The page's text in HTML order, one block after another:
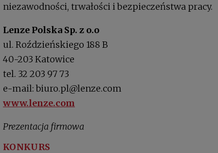
niezawodności, trwałości i bezpieczeństwa pracy.
Lenze Polska Sp. z o.o
ul. Roździeńskiego 188 B
40-203 Katowice
tel. 32 203 97 73
e-mail: biuro.pl@lenze.com
www.lenze.com
Prezentacja firmowa
KONKURS